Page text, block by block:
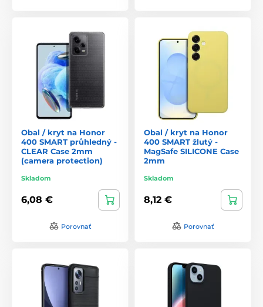
Obal / kryt na Honor
400 SMART průhledný -
CLEAR Case 2mm
(camera protection)
Skladom
6,08 €
Porovnať
Obal / kryt na Honor
400 SMART žlutý -
MagSafe SILICONE Case
2mm
Skladom
8,12 €
Porovnať